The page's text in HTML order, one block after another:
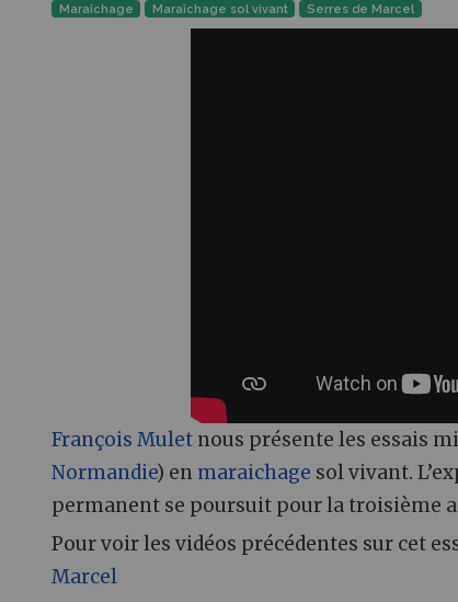
Maraîchage Maraîchage sol vivant Serres de Marcel
François Mulet nous présente les essais
Normandie) en maraichage sol vivant.
permanent se poursuit pour la troisième
Pour voir les vidéos précédentes sur cet
Marcel